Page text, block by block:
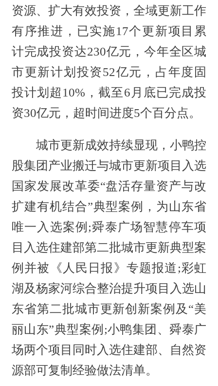
资源、扩大有效投资，全域更新工作
有序推进，已实施17个更新项目累
计完成投资达230亿元，今年全区城
市更新计划投资52亿元，占年度固
投计划超10%，截至6月底已完成投
资30亿元，超时间进度5个百分点。
城市更新成效持续显现，小鸭控
股集团产业搬迁与城市更新项目入选
国家发展改革委“盘活存量资产与改
扩建有机结合”典型案例，为山东省
唯一入选案例;舜泰广场智慧停车项
目入选住建部第二批城市更新典型案
例并被《人民日报》专题报道;彩虹
湖及杨家河综合整治提升项目入选山
东省第二批城市更新创新案例及“美
丽山东”典型案例;小鸭集团、舜泰广
场两个项目同时入选住建部、自然资
源部可复制经验做法清单。